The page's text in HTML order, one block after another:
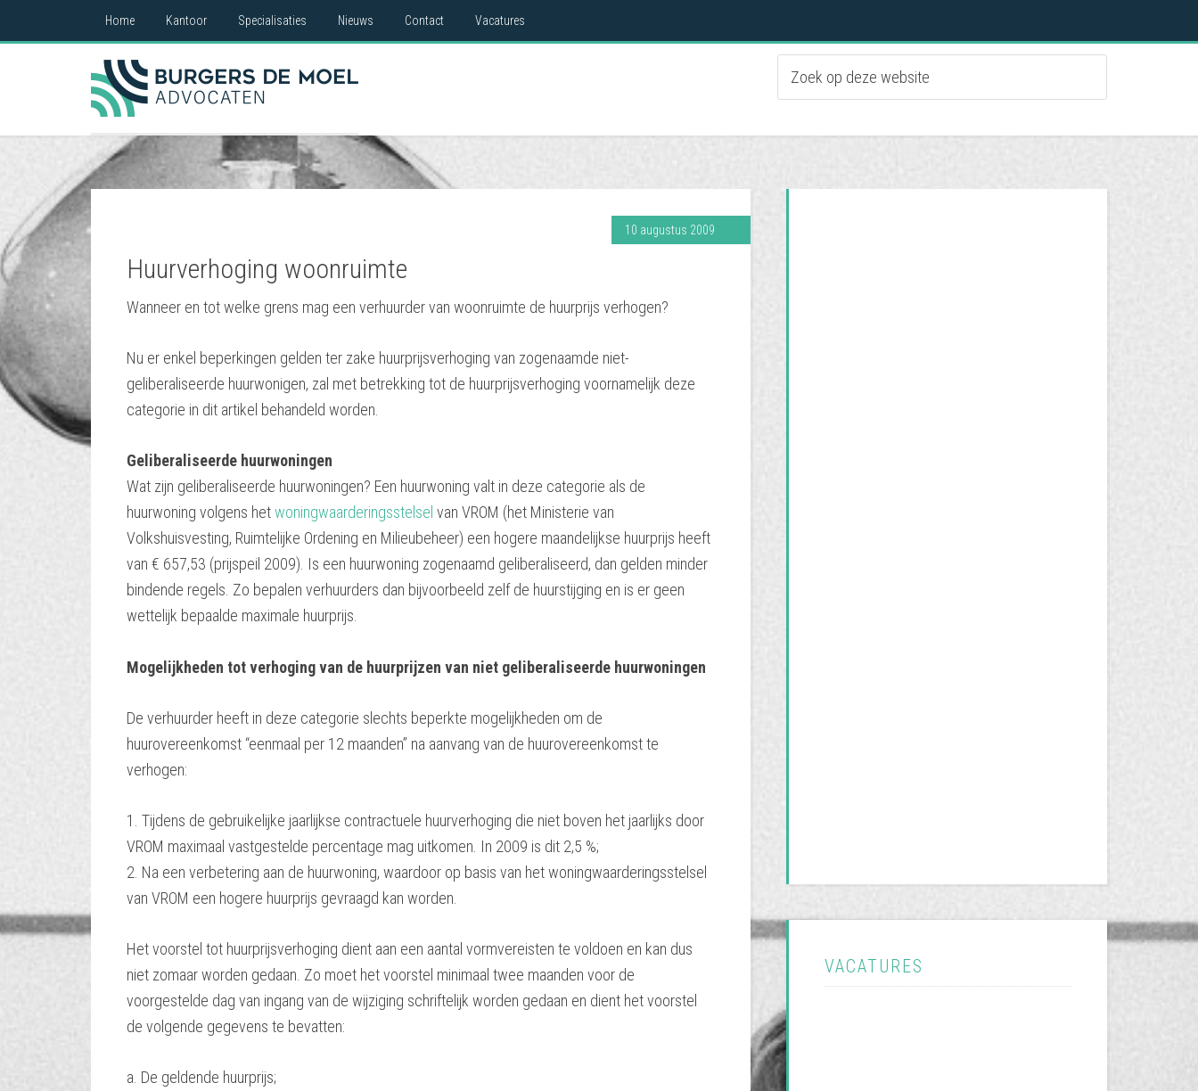
Home Kantoor Specialisaties Nieuws Contact Vacatures
10 augustus 2009
Huurverhoging woonruimte
Wanneer en tot welke grens mag een verhuurder van woonruimte de huurprijs verhogen?
Nu er enkel beperkingen gelden ter zake huurprijsverhoging van zogenaamde niet-
geliberaliseerde huurwonigen, zal met betrekking tot de huurprijsverhoging voornamelijk deze
categorie in dit artikel behandeld worden.
Geliberaliseerde huurwoningen
Wat zijn geliberaliseerde huurwoningen? Een huurwoning valt in deze categorie als de
huurwoning volgens hetwoningwaarderingsstelsel van VROM (het Ministerie van
Volkshuisvesting, Ruimtelijke Ordening en Milieubeheer) een hogere maandelijkse huurprijs heeft
van € 657,53 (prijspeil 2009). Is een huurwoning zogenaamd geliberaliseerd, dan gelden minder
bindende regels. Zo bepalen verhuurders dan bijvoorbeeld zelf de huurstijging en is er geen
wettelijk bepaalde maximale huurprijs.
Mogelijkheden tot verhoging van de huurprijzen van niet geliberaliseerde huurwoningen
De verhuurder heeft in deze categorie slechts beperkte mogelijkheden om de
huurovereenkomst “eenmaal per 12 maanden” na aanvang van de huurovereenkomst te
verhogen:
1. Tijdens de gebruikelijke jaarlijkse contractuele huurverhoging die niet boven het jaarlijks door
VROM maximaal vastgestelde percentage mag uitkomen. In 2009 is dit 2,5 %;
2. Na een verbetering aan de huurwoning, waardoor op basis van het woningwaarderingsstelsel
van VROM een hogere huurprijs gevraagd kan worden.
Het voorstel tot huurprijsverhoging dient aan een aantal vormvereisten te voldoen en kan dus
niet zomaar worden gedaan. Zo moet het voorstel minimaal twee maanden voor de
voorgestelde dag van ingang van de wijziging schriftelijk worden gedaan en dient het voorstel
de volgende gegevens te bevatten:
a. De geldende huurprijs;
VACATURES